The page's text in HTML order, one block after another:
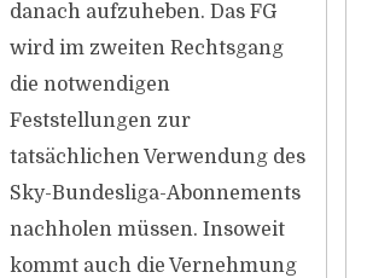
danach aufzuheben. Das FG
wird im zweiten Rechtsgang
die notwendigen
Feststellungen zur
tatsächlichen Verwendung des
Sky-Bundesliga-Abonnements
nachholen müssen. Insoweit
kommt auch die Vernehmung